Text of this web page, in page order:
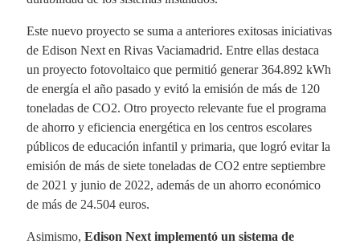
Este nuevo proyecto se suma a anteriores exitosas iniciativas
de Edison Next en Rivas Vaciamadrid. Entre ellas destaca
un proyecto fotovoltaico que permitió generar 364.892 kWh
de energía el año pasado y evitó la emisión de más de 120
toneladas de CO2. Otro proyecto relevante fue el programa
de ahorro y eficiencia energética en los centros escolares
públicos de educación infantil y primaria, que logró evitar la
emisión de más de siete toneladas de CO2 entre septiembre
de 2021 y junio de 2022, además de un ahorro económico
de más de 24.504 euros.
Asimismo, Edison Next implementó un sistema de